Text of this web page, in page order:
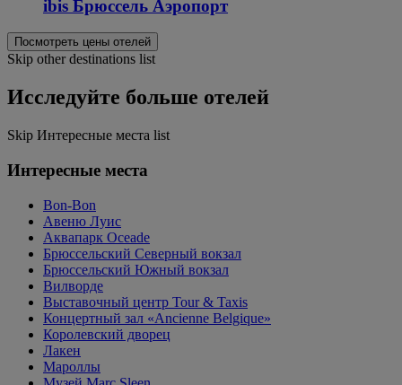
ibis Брюссель Аэропорт
Посмотреть цены отелей
Skip other destinations list
Исследуйте больше отелей
Skip Интересные места list
Интересные места
Bon-Bon
Авеню Луис
Аквапарк Oceade
Брюссельский Северный вокзал
Брюссельский Южный вокзал
Вилворде
Выставочный центр Tour & Taxis
Концертный зал «Ancienne Belgique»
Королевский дворец
Лакен
Мароллы